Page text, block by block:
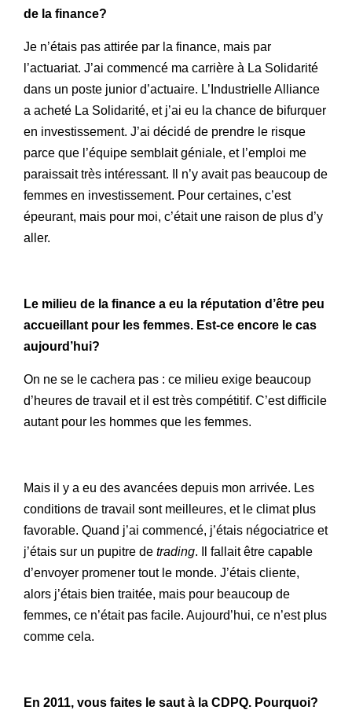
de la finance?
Je n’étais pas attirée par la finance, mais par
l’actuariat. J’ai commencé ma carrière à La Solidarité
dans un poste junior d’actuaire. L’Industrielle Alliance
a acheté La Solidarité, et j’ai eu la chance de bifurquer
en investissement. J’ai décidé de prendre le risque
parce que l’équipe semblait géniale, et l’emploi me
paraissait très intéressant. Il n’y avait pas beaucoup de
femmes en investissement. Pour certaines, c’est
épeurant, mais pour moi, c’était une raison de plus d’y
aller.
Le milieu de la finance a eu la réputation d’être peu
accueillant pour les femmes. Est-ce encore le cas
aujourd’hui?
On ne se le cachera pas : ce milieu exige beaucoup
d’heures de travail et il est très compétitif. C’est difficile
autant pour les hommes que les femmes.
Mais il y a eu des avancées depuis mon arrivée. Les
conditions de travail sont meilleures, et le climat plus
favorable. Quand j’ai commencé, j’étais négociatrice et
j’étais sur un pupitre de trading. Il fallait être capable
d’envoyer promener tout le monde. J’étais cliente,
alors j’étais bien traitée, mais pour beaucoup de
femmes, ce n’était pas facile. Aujourd’hui, ce n’est plus
comme cela.
En 2011, vous faites le saut à la CDPQ. Pourquoi?